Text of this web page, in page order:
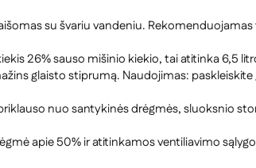
su švariu vandeniu.
26% sauso mišinio kiekio, tai atitinka 6,5
glaisto stiprumą. Naudojimas:
nuo santykinės drėgmės, sluoksnio
apie 50% ir atitinkamos ventiliavimo